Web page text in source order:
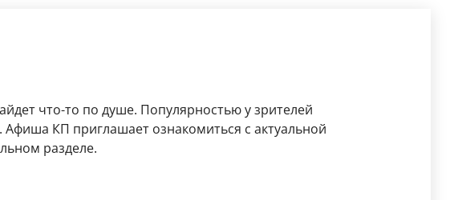
что-то по душе. Популярностью у зрителей
Афиша КП приглашает ознакомиться с актуальной
разделе.